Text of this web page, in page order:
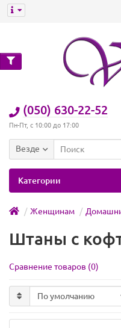
(050) 630-22-52
Пн-Пт, с 10:00 до 17:00
Везде
Категории
Женщинам
Штаны с
Сравнение товаров (0)